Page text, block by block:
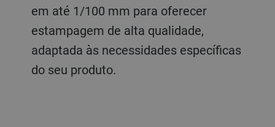
em até 1/100 mm para oferecer
estampagem de alta qualidade,
adaptada às necessidades específicas
do seu produto.